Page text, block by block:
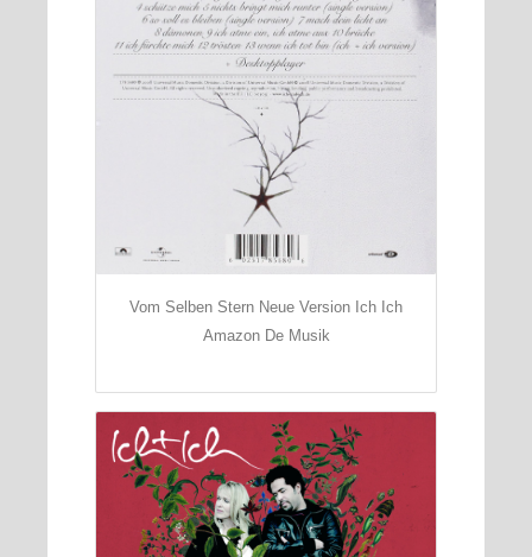
Vom Selben Stern Neue Version Ich Ich
Amazon De Musik